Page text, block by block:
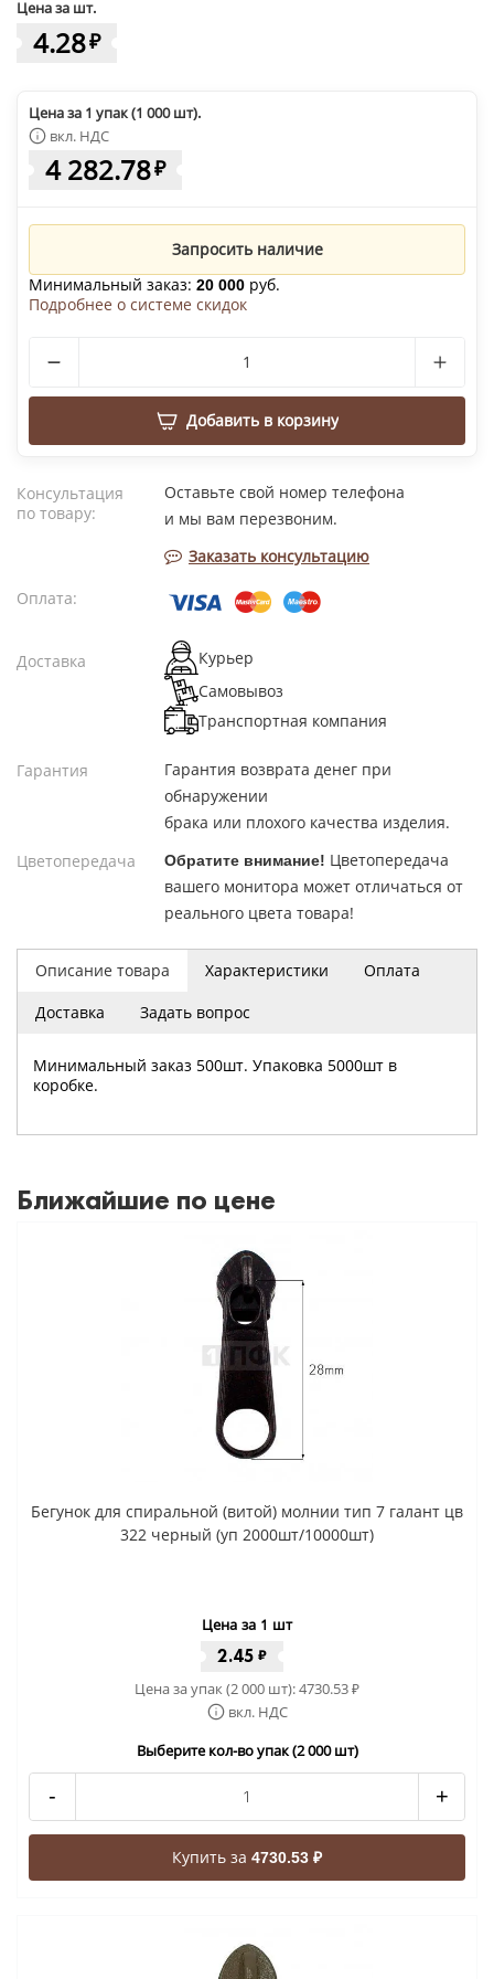
Цена за шт.
4.28₽
Цена за 1 упак (1 000 шт).
вкл. НДС
4 282.78₽
Запросить наличие
Минимальный заказ: 20 000 руб.
Подробнее о системе скидок
Добавить в корзину
Описание товара Характеристики
Оплата
Доставка
Задать вопрос
Минимальный заказ 500шт. Упаковка 5000шт в
коробке.
Консультация
по товару:
Оставьте свой номер телефона
и мы вам перезвоним.
Заказать консультацию
Оплата:
Доставка
Курьер
Самовывоз
Транспортная компания
Гарантия
Гарантия возврата денег при
обнаружении
брака или плохого качества изделия.
Цветопередача
Обратите внимание! Цветопередача
вашего монитора может отличаться от
реального цвета товара!
Ближайшие по цене
Бегунок для спиральной (витой) молнии тип 7 галант цв
322 черный (уп 2000шт/10000шт)
Цена за 1 шт
2.45 ₽
Цена за упак (2 000 шт):4730.53₽
вкл. НДС
Выберите кол-во упак (2 000 шт)
- +
Купить за 4730.53 ₽